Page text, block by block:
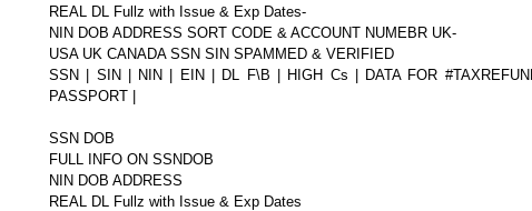
REAL DL Fullz with Issue & Exp Dates-
NIN DOB ADDRESS SORT CODE & ACCOUNT NUMEBR UK-
USA UK CANADA SSN SIN SPAMMED & VERIFIED
SSN | SIN | NIN | EIN | DL F\B | HIGH Cs | DATA FOR
PASSPORT |
SSN DOB
FULL INFO ON SSNDOB
NIN DOB ADDRESS
REAL DL Fullz with Issue & Exp Dates